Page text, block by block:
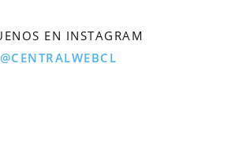
EN INSTAGRAM
@CENTRALWEBCL